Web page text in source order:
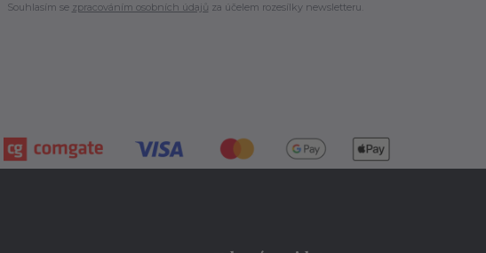
Souhlasím se zpracováním osobních údajů za účelem rozesílky newsletteru.